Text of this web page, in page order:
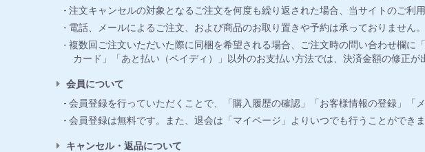
注文キャンセルの対象となるご注文を何度も繰り返された場合、当サイトのご利
電話、メールによるご注文、および商品のお取り置きや予約は承っておりません。
複数回ご注文いただいた際に同梱を希望される場合、ご注文時の問い合わせ欄
カード」「あと払い（ペイディ）」以外のお支払い方法では、決済金額の修正が
会員について
会員登録を行っていただくことで、「購入履歴の確認」「お客様情報の登録」「
会員登録は無料です。また、退会は「マイページ」よりいつでも行うことができま
キャンセル・返品について